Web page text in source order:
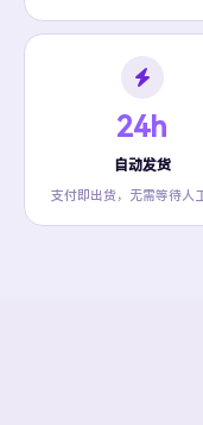
24h
自动发货
支付即出货，无需等待人